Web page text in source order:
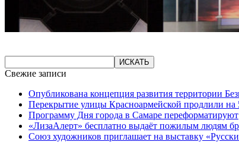
Свежие записи
Опубликована концепция развития территории
Перекрытие улицы Красноармейской продлили на
Программу Дня города в Самаре переформатируют
«ЛизаАлерт» бесплатно выдаёт пожилым людям
Союз художников приглашает на выставку